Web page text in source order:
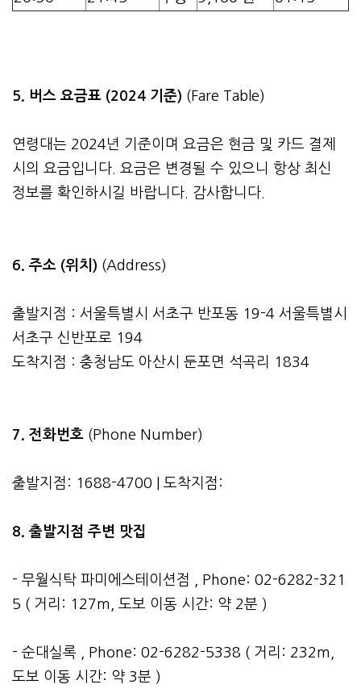
5. 버스 요금표 (2024 기준) (Fare Table)
연령대는 2024년 기준이며 요금은 현금 및 카드 결제
시의 요금입니다. 요금은 변경될 수 있으니 항상 최신
정보를 확인하시길 바랍니다. 감사합니다.
6. 주소 (위치) (Address)
출발지점 : 서울특별시 서초구 반포동 19-4 서울특별시
서초구 신반포로 194
도착지점 : 충청남도 아산시 둔포면 석곡리 1834
7. 전화번호 (Phone Number)
출발지점: 1688-4700 | 도착지점:
8. 출발지점 주변 맛집
- 무월식탁 파미에스테이션점 , Phone: 02-6282-321
5 ( 거리: 127m, 도보 이동 시간: 약 2분 )
- 순대실록 , Phone: 02-6282-5338 ( 거리: 232m,
도보 이동 시간: 약 3분 )